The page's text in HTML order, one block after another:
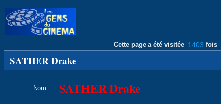
Cette page a été visitée 1403 fois
SATHER Drake
Nom : SATHER Drake